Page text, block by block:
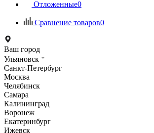
Отложенные0
Сравнение товаров0
Ваш город
Ульяновск
Санкт-Петербург
Москва
Челябинск
Самара
Калининград
Воронеж
Екатеринбург
Ижевск